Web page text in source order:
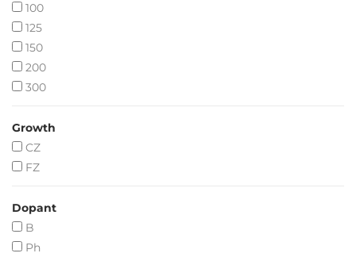
100
125
150
200
300
Growth
CZ
FZ
Dopant
B
Ph